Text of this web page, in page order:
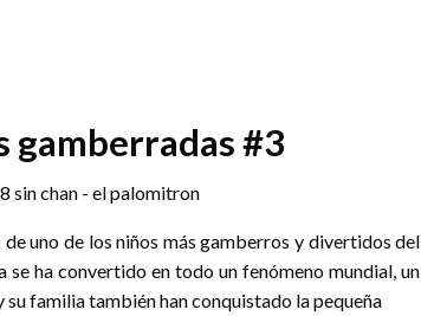
gamberradas #3
uno de los niños más gamberros y divertidos del
ha convertido en todo un fenómeno mundial, un
familia también han conquistado la pequeña